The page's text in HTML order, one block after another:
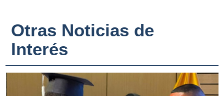
Otras Noticias de
Interés